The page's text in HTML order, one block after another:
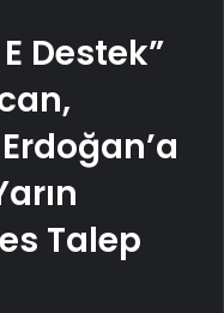
Destek”
Talep